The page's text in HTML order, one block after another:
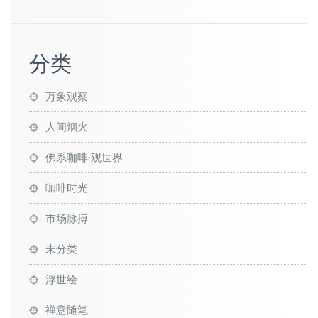
分类
万象观察
人间烟火
佛系咖啡·观世界
咖啡时光
市场脉搏
未分类
浮世绘
禅意随笔